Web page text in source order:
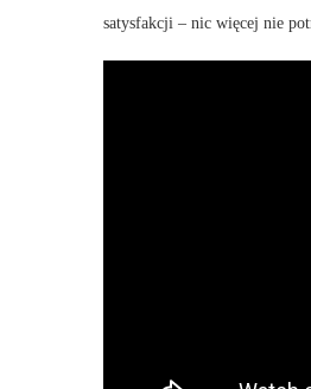
satysfakcji – nic więcej nie